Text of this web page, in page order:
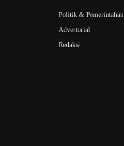
Politik & Pemerintahan
Advertorial
Redaksi